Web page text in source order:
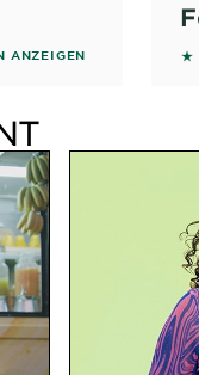
reviews
ANZEIGEN